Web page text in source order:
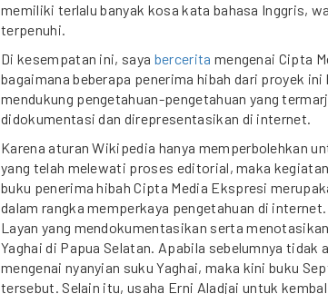
memiliki terlalu banyak kosa kata bahasa Inggris,
terpenuhi.
Di kesempatan ini, saya bercerita mengenai Cipta
bagaimana beberapa penerima hibah dari proyek
mendukung pengetahuan-pengetahuan yang
didokumentasi dan direpresentasikan di internet.
Karena aturan Wikipedia hanya memperbolehkan
yang telah melewati proses editorial, maka
buku penerima hibah Cipta Media Ekspresi
dalam rangka memperkaya pengetahuan di
Layan yang mendokumentasikan serta
Yaghai di Papua Selatan. Apabila sebelumnya tidak
mengenai nyanyian suku Yaghai, maka kini buku
tersebut. Selain itu, usaha Erni Aladjai untuk